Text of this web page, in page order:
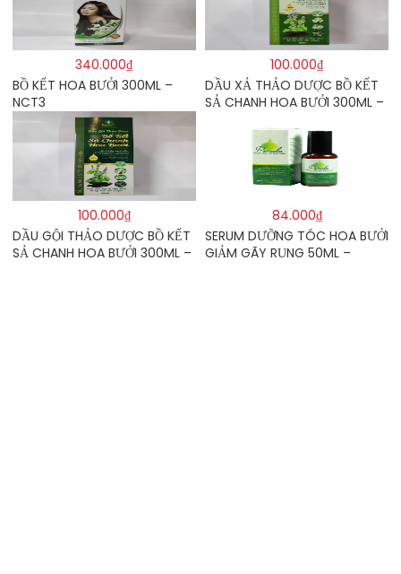
340.000₫
BỒ KẾT HOA BƯỞI 300ML –
NCT3
100.000₫
DẦU XẢ THẢO DƯỢC BỒ KẾT
SẢ CHANH HOA BƯỞI 300ML –
100.000₫
DẦU GỘI THẢO DƯỢC BỒ KẾT
SẢ CHANH HOA BƯỞI 300ML –
84.000₫
SERUM DƯỠNG TÓC HOA BƯỞI
GIẢM GÃY RỤNG 50ML –